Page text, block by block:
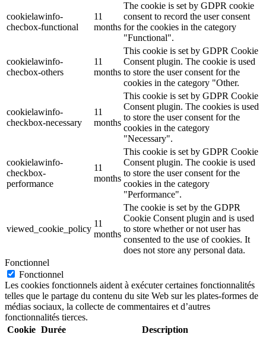
cookielawinfo-
checbox-functional
11
months
The cookie is set by GDPR cookie
consent to record the user consent
for the cookies in the category
"Functional".
cookielawinfo-
checbox-others
11
months
This cookie is set by GDPR Cookie
Consent plugin. The cookie is used
to store the user consent for the
cookies in the category "Other.
cookielawinfo-
checkbox-necessary
11
months
This cookie is set by GDPR Cookie
Consent plugin. The cookies is used
to store the user consent for the
cookies in the category
"Necessary".
cookielawinfo-
checkbox-
performance
11
months
This cookie is set by GDPR Cookie
Consent plugin. The cookie is used
to store the user consent for the
cookies in the category
"Performance".
viewed_cookie_policy
11
months
The cookie is set by the GDPR
Cookie Consent plugin and is used
to store whether or not user has
consented to the use of cookies. It
does not store any personal data.
Fonctionnel
Fonctionnel
Les cookies fonctionnels aident à exécuter certaines fonctionnalités
telles que le partage du contenu du site Web sur les plates-formes de
médias sociaux, la collecte de commentaires et d’autres
fonctionnalités tierces.
Cookie Durée Description